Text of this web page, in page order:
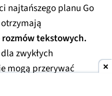
najtańszego planu Go
tekstowych.
zwykłych
mogą przerywać